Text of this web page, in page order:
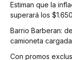
Estiman que la
superará los
Barrio Barberan:
camioneta
Con promos